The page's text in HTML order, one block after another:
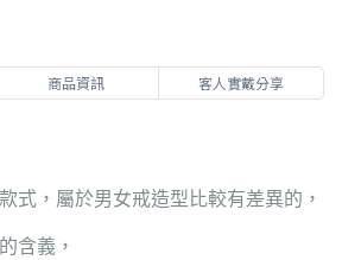
商品資訊 客人實戴分享
式，屬於男女戒造型比較有差異的，
含義，